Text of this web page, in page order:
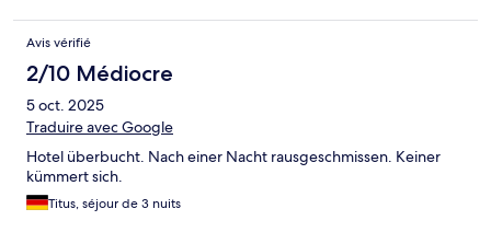
owner who said it had to be booked 24hrs in advance. So we
did that for the balance of our stay. However, again No
breakfast was made and no one on the premises to ask any
questions. We contacted the Owner, left messages and he still
has not returned our calls. Without breakfast at property we had
to leave the premises and pay more for breakfast. Total spent
return. Yes, but with better communication and service. If u
want copies of breakfast receipts they can be provided. Ms.
Lynch.
Avis vérifié
2/10 Médiocre
5 oct. 2025
Traduire avec Google
Hotel überbucht. Nach einer Nacht rausgeschmissen. Keiner
kümmert sich.
Titus, séjour de 3 nuits